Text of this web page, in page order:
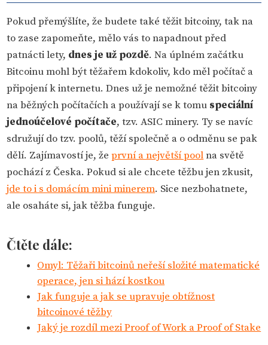
Pokud přemýšlíte, že budete také těžit bitcoiny, tak na
to zase zapomeňte, mělo vás to napadnout před
patnácti lety, dnes je už pozdě. Na úplném začátku
Bitcoinu mohl být těžařem kdokoliv, kdo měl počítač a
připojení k internetu. Dnes už je nemožné těžit bitcoiny
na běžných počítačích a používají se k tomu speciální
jednoúčelové počítače, tzv. ASIC minery. Ty se navíc
sdružují do tzv. poolů, těží společně a o odměnu se pak
dělí. Zajímavostí je, žeprvní a největší poolna světě
pochází z Česka. Pokud si ale chcete těžbu jen zkusit,
jde to i s domácím mini minerem. Sice nezbohatnete,
ale osaháte si, jak těžba funguje.
Čtěte dále:
Omyl: Těžaři bitcoinů neřeší složité matematické
operace, jen si hází kostkou
Jak funguje a jak se upravuje obtížnost
bitcoinové těžby
Jaký je rozdíl mezi Proof of Work a Proof of Stake